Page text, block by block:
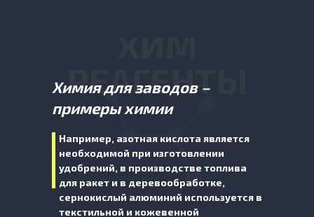
Химия для заводов –
примеры химии
Например, азотная кислота является
необходимой при изготовлении
удобрений, в производстве топлива
для ракет и в деревообработке,
сернокислый алюминий используется в
текстильной и кожевенной
РЕАГЕНТЫ